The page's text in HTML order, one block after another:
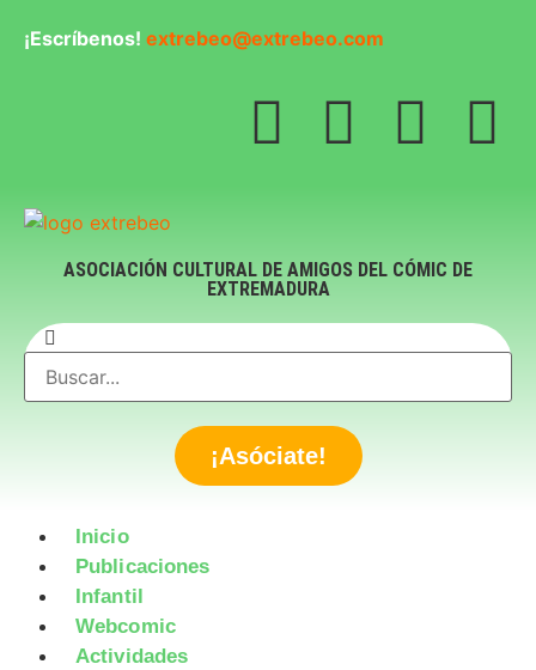
¡Escríbenos! extrebeo@extrebeo.com
ASOCIACIÓN CULTURAL DE AMIGOS DEL CÓMIC DE
EXTREMADURA
¡Asóciate!
Inicio
Publicaciones
Infantil
Webcomic
Actividades